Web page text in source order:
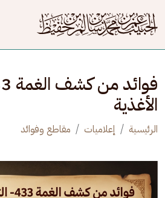
الأغذية
الرئيسية إعلاميات مقاطع وفوائد